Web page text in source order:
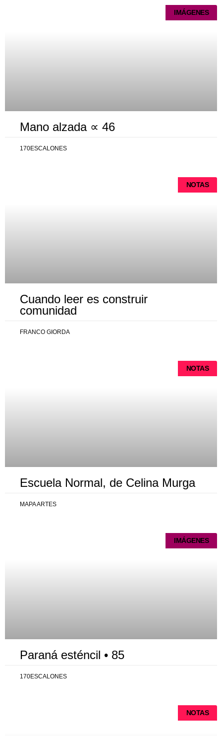
IMÁGENES
Mano alzada ∝ 46
170ESCALONES
NOTAS
Cuando leer es construir
comunidad
FRANCO GIORDA
NOTAS
Escuela Normal, de Celina Murga
MAPA ARTES
IMÁGENES
Paraná esténcil • 85
170ESCALONES
NOTAS